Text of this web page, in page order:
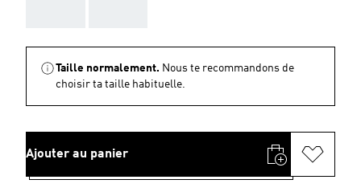
Taille normalement. Nous te recommandons de
choisir ta taille habituelle.
Ajouter au panier